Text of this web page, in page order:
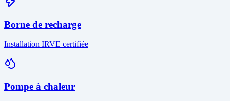
Borne de recharge
Installation IRVE certifiée
Pompe à chaleur